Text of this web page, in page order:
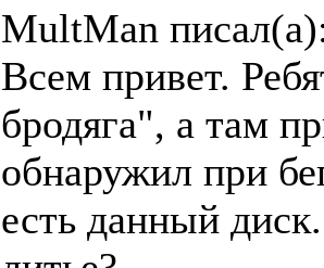
MultMan
Всем привет.
бродяга", а там
обнаружил при
есть данный